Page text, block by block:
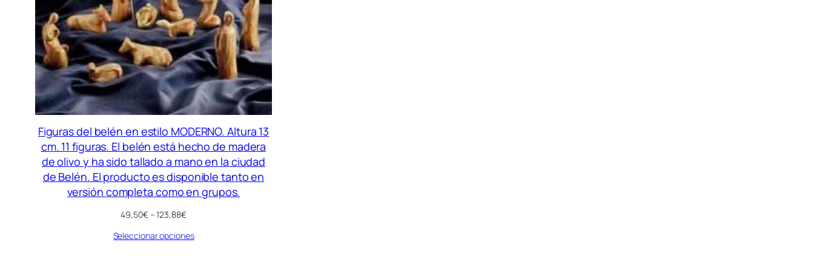
Figuras del belén en estilo MODERNO. Altura 13
cm. 11 figuras. El belén está hecho de madera
de olivo y ha sido tallado a mano en la ciudad
de Belén. El producto es disponible tanto en
versión completa como en grupos.
49,50€–123,88€Rango
precios:
Seleccionar opciones